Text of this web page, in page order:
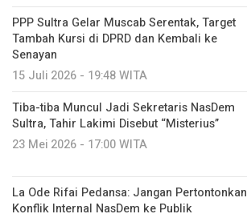
PPP Sultra Gelar Muscab Serentak, Target
Tambah Kursi di DPRD dan Kembali ke
Senayan
15 Juli 2026 - 19:48 WITA
Tiba-tiba Muncul Jadi Sekretaris NasDem
Sultra, Tahir Lakimi Disebut “Misterius”
23 Mei 2026 - 17:00 WITA
La Ode Rifai Pedansa: Jangan Pertontonkan
Konflik Internal NasDem ke Publik